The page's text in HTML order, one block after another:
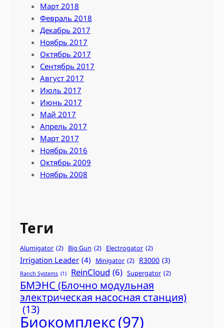
Март 2018
Февраль 2018
Декабрь 2017
Ноябрь 2017
Октябрь 2017
Сентябрь 2017
Август 2017
Июль 2017
Июнь 2017
Май 2017
Апрель 2017
Март 2017
Ноябрь 2016
Октябрь 2009
Ноябрь 2008
Теги
Alumigator (2) Big Gun (2) Electrogator (2)
Irrigation Leader (4) Minigator (2) R3000 (3)
Ranch Systems (1) ReinCloud (6) Supergator (2)
БМЭНС (Блочно модульная
электрическая насосная станция)
(13)
Биокомплекс(97)